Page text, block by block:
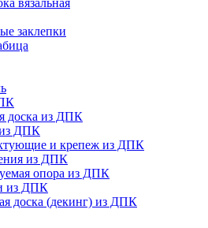
вязальная
заклепки
доска из ДПК
ДПК
и крепеж из ДПК
из ДПК
опора из ДПК
из ДПК
доска (декинг) из ДПК